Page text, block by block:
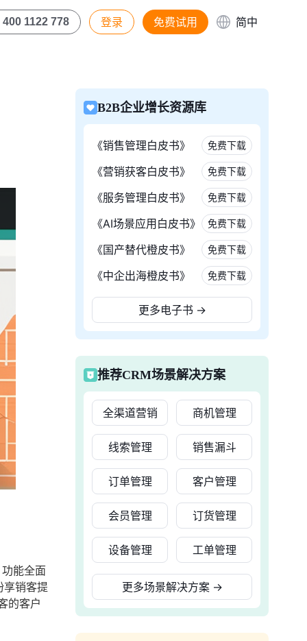
400 1122 778 登录 免费试用 简中
能全面
享销客提
的客户
B2B企业增长资源库
《销售管理白皮书》 免费下载
《营销获客白皮书》 免费下载
《服务管理白皮书》 免费下载
《AI场景应用白皮书》 免费下载
《国产替代橙皮书》 免费下载
《中企出海橙皮书》 免费下载
更多电子书 →
推荐CRM场景解决方案
全渠道营销 商机管理
线索管理 销售漏斗
订单管理 客户管理
会员管理 订货管理
设备管理 工单管理
更多场景解决方案 →